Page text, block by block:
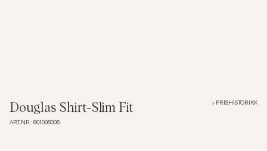
Skjorter
Douglas Shirt-Slim Fit
ART.NR.: 801006006
PRISHISTORIKK